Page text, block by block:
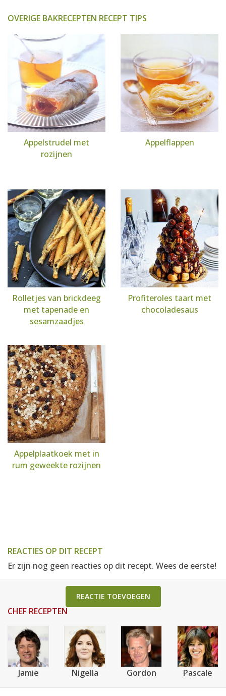
OVERIGE BAKRECEPTEN RECEPT TIPS
Appelstrudel met
rozijnen
Appelflappen
Rolletjes van brickdeeg
met tapenade en
sesamzaadjes
Profiteroles taart met
chocoladesaus
Appelplaatkoek met in
rum geweekte rozijnen
REACTIES OP DIT RECEPT
Er zijn nog geen reacties op dit recept. Wees de eerste!
REACTIE TOEVOEGEN
CHEF RECEPTEN
Jamie Nigella Gordon Pascale